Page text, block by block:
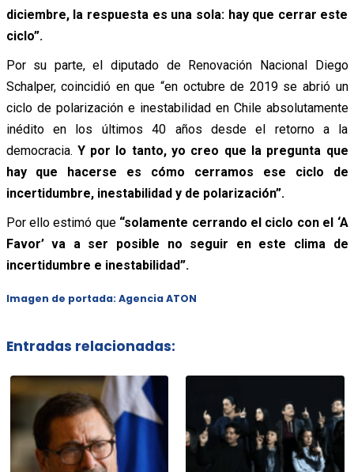
diciembre, la respuesta es una sola: hay que cerrar este
ciclo”.
Por su parte, el diputado de Renovación Nacional Diego
Schalper, coincidió en que “en octubre de 2019 se abrió un
ciclo de polarización e inestabilidad en Chile absolutamente
inédito en los últimos 40 años desde el retorno a la
democracia. Y por lo tanto, yo creo que la pregunta que
hay que hacerse es cómo cerramos ese ciclo de
incertidumbre, inestabilidad y de polarización”.
Por ello estimó que “solamente cerrando el ciclo con el ‘A
Favor’ va a ser posible no seguir en este clima de
incertidumbre e inestabilidad”.
Imagen de portada: Agencia ATON
Entradas relacionadas: